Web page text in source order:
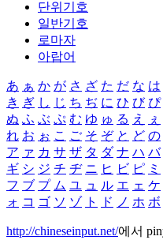
단위기호
일반기호
로마자
아랍어
あ ぁ か が さ ざ た だ な は
き ぎ し じ ち ぢ に ひ び ぴ
ぬ ふ ぶ ぷ む ゆ ゅ る え ぇ
れ お ぉ こ ご そ ぞ と ど の
ア ァ カ サ ザ タ ダ ナ ハ バ
ギ シ ジ チ ヂ ニ ヒ ビ ピ ミ
フ ブ プ ム ユ ュ ル エ ェ ケ
ォ コ ゴ ソ ゾ ト ド ノ ホ ボ
http://chineseinput.net/에서